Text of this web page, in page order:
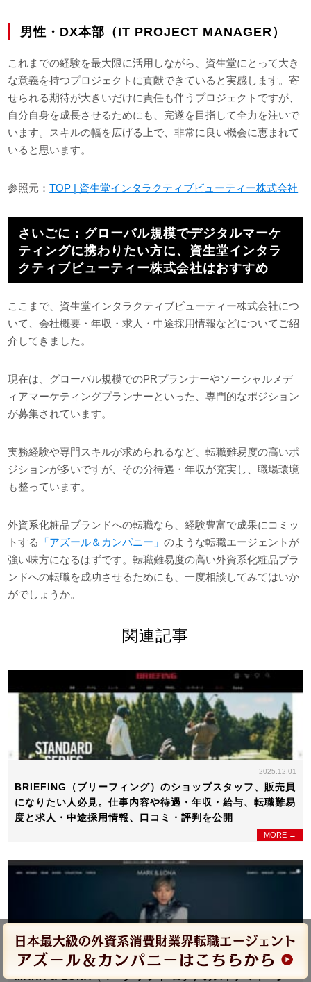
男性・DX本部（IT PROJECT MANAGER）
これまでの経験を最大限に活用しながら、資生堂にとって大き
な意義を持つプロジェクトに貢献できていると実感します。寄
せられる期待が大きいだけに責任も伴うプロジェクトですが、
自分自身を成長させるためにも、完遂を目指して全力を注いで
います。スキルの幅を広げる上で、非常に良い機会に恵まれて
いると思います。
参照元：TOP | 資生堂インタラクティブビューティー株式会社
さいごに：グローバル規模でデジタルマーケ
ティングに携わりたい方に、資生堂インタラ
クティブビューティー株式会社はおすすめ
ここまで、資生堂インタラクティブビューティー株式会社につ
いて、会社概要・年収・求人・中途採用情報などについてご紹
介してきました。
現在は、グローバル規模でのPRプランナーやソーシャルメデ
ィアマーケティングプランナーといった、専門的なポジション
が募集されています。
実務経験や専門スキルが求められるなど、転職難易度の高いポ
ジションが多いですが、その分待遇・年収が充実し、職場環境
も整っています。
外資系化粧品ブランドへの転職なら、経験豊富で成果にコミッ
トする
「アズール＆カンパニー」のような転職エージェントが
強い味方になるはずです。転職難易度の高い外資系化粧品ブラ
ンドへの転職を成功させるためにも、一度相談してみてはいか
がでしょうか。
関連記事
2025.12.01
BRIEFING（ブリーフィング）のショップスタッフ、販売員
になりたい人必見。仕事内容や待遇・年収・給与、転職難易
度と求人・中途採用情報、口コミ・評判を公開
MORE →
2025.09.27
MARK & LONA（マーク アンド ロナ）のストアマネージ